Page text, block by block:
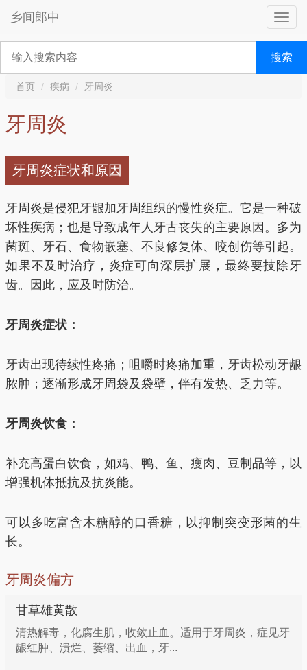
乡间郎中
搜索
首页 疾病 牙周炎
牙周炎
牙周炎症状和原因
牙周炎是侵犯牙龈加牙周组织的慢性炎症。它是一种破
坏性疾病；也是导致成年人牙古丧失的主要原因。多为
菌斑、牙石、食物嵌塞、不良修复体、咬创伤等引起。
如果不及时治疗，炎症可向深层扩展，最终要技除牙
齿。因此，应及时防治。
牙周炎症状：
牙齿出现待续性疼痛；咀嚼时疼痛加重，牙齿松动牙龈
脓肿；逐渐形成牙周袋及袋壁，伴有发热、乏力等。
牙周炎饮食：
补充高蛋白饮食，如鸡、鸭、鱼、瘦肉、豆制品等，以
增强机体抵抗及抗炎能。
可以多吃富含木糖醇的口香糖，以抑制突变形菌的生
长。
牙周炎偏方
甘草雄黄散
清热解毒，化腐生肌，收敛止血。适用于牙周炎，症见牙
龈红肿、溃烂、萎缩、出血，牙...